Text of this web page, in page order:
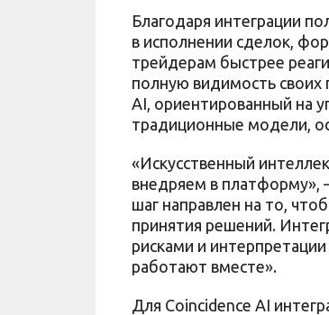
Благодаря интеграции
в исполнении сделок,
трейдерам быстрее
полную видимость своих
AI, ориентированный на
традиционные модели,
«Искусственный
внедряем в платформу»,
шаг направлен на то,
принятия решений.
рисками и
работают вместе».
Для Coincidence AI